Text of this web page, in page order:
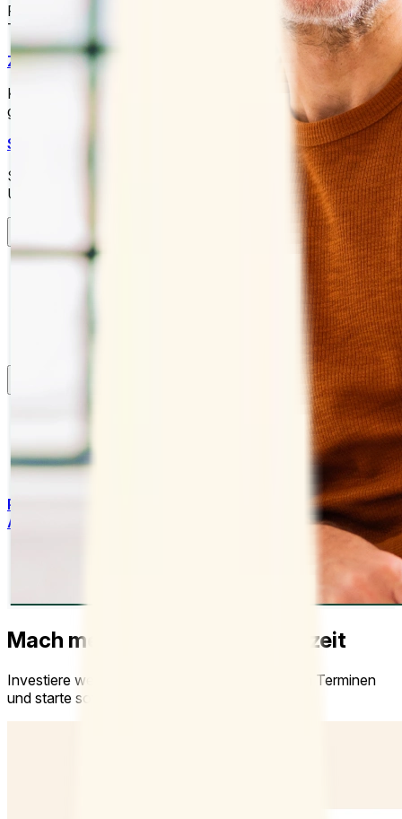
Planen Sie smarter, indem Sie die täglich genutzten
Tools verbinden.
Zahlungen einziehen
Kassieren Sie automatisch Zahlungen, wenn Ihre Zeit
gebucht wird.
Sicherheit
Schützen Sie Ihre Daten mit Sicherheit auf
Unternehmensniveau.
Bildung
Hilfecenter
Vertrieb kontaktieren
Preise
Anmelden
Mach mehr aus deiner Arbeitszeit
Investiere weniger Zeit in die Koordinierung von Terminen
und starte sofort mit der Zusammenarbeit.